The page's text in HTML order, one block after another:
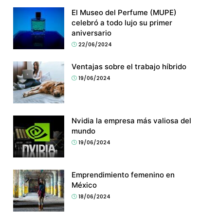
El Museo del Perfume (MUPE)
celebró a todo lujo su primer
aniversario
22/06/2024
Ventajas sobre el trabajo híbrido
19/06/2024
Nvidia la empresa más valiosa del
mundo
19/06/2024
Emprendimiento femenino en
México
18/06/2024